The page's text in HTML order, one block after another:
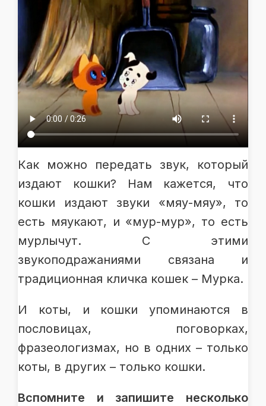
Как можно передать звук, который
издают кошки? Нам кажется, что
кошки издают звуки «мяу-мяу», то
есть мяукают, и «мур-мур», то есть
мурлычут. С этими
звукоподражаниями связана и
традиционная кличка кошек – Мурка.
И коты, и кошки упоминаются в
пословицах, поговорках,
фразеологизмах, но в одних – только
коты, в других – только кошки.
Вспомните и запишите несколько